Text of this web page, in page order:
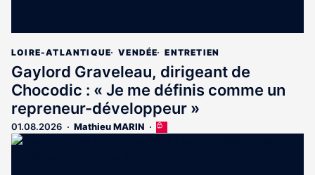
LOIRE-ATLANTIQUE VENDÉE ENTRETIEN
Gaylord Graveleau, dirigeant de
Chocodic : « Je me définis comme un
repreneur-développeur »
01.08.2026 Mathieu MARIN
Cet